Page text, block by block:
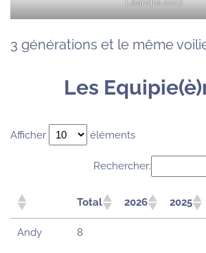
Léandre 2017
3 générations et le même
Les
Afficher éléments
Rechercher:
Total 2026 2025
Andy 8